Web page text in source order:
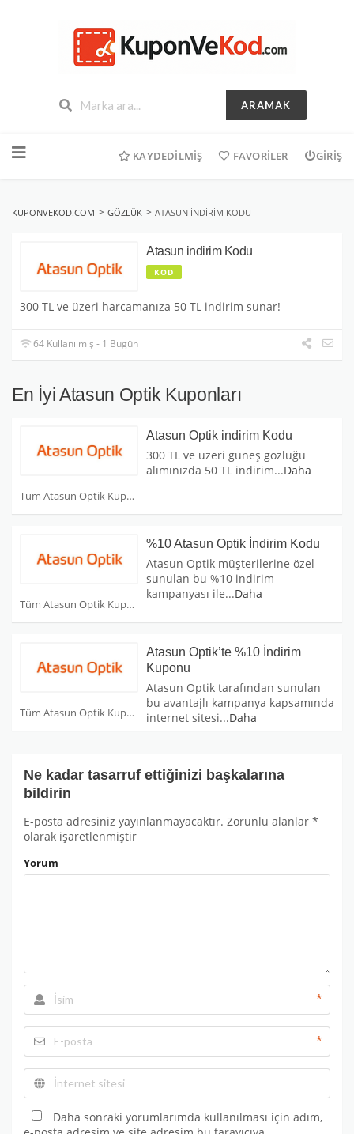
ARAMAK
geç
KAYDEDILMIŞ FAVORILER GIRIŞ
KUPONVEKOD.COM > GÖZLÜK > ATASUN INDIRIM KODU
Atasun indirim Kodu
KOD
300 TL ve üzeri harcamanıza 50 TL indirim sunar!
64 Kullanılmış - 1 Bugün
En İyi Atasun Optik Kuponları
Tüm Atasun Optik Kuponları
Atasun Optik indirim Kodu
300 TL ve üzeri güneş gözlüğü
alımınızda 50 TL indirim...Daha
Tüm Atasun Optik Kuponları
%10 Atasun Optik İndirim Kodu
Atasun Optik müşterilerine özel
sunulan bu %10 indirim
kampanyası ile...Daha
Tüm Atasun Optik Kuponları
Atasun Optik’te %10 İndirim
Kuponu
Atasun Optik tarafından sunulan
bu avantajlı kampanya kapsamında
internet sitesi...Daha
Ne kadar tasarruf ettiğinizi başkalarına
bildirin
E-posta adresiniz yayınlanmayacaktır. Zorunlu alanlar *
olarak işaretlenmiştir
Yorum
*
*
Daha sonraki yorumlarımda kullanılması için adım,